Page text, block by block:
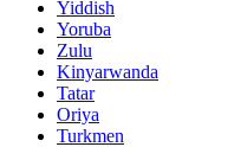
Yiddish
Yoruba
Zulu
Kinyarwanda
Tatar
Oriya
Turkmen